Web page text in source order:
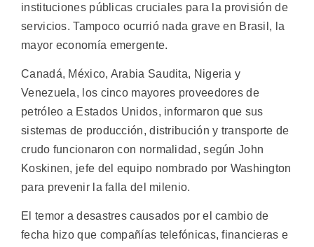
instituciones públicas cruciales para la provisión de
servicios. Tampoco ocurrió nada grave en Brasil, la
mayor economía emergente.
Canadá, México, Arabia Saudita, Nigeria y
Venezuela, los cinco mayores proveedores de
petróleo a Estados Unidos, informaron que sus
sistemas de producción, distribución y transporte de
crudo funcionaron con normalidad, según John
Koskinen, jefe del equipo nombrado por Washington
para prevenir la falla del milenio.
El temor a desastres causados por el cambio de
fecha hizo que compañías telefónicas, financieras e